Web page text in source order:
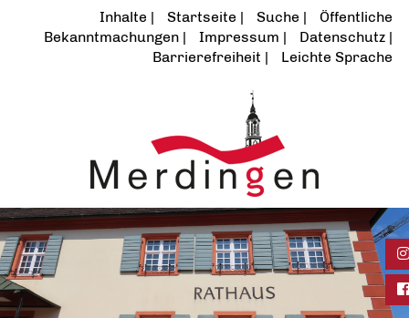
Inhalte Startseite Suche
Öffentliche
Bekanntmachungen
Impressum
Datenschutz
Barrierefreiheit
Leichte Sprache